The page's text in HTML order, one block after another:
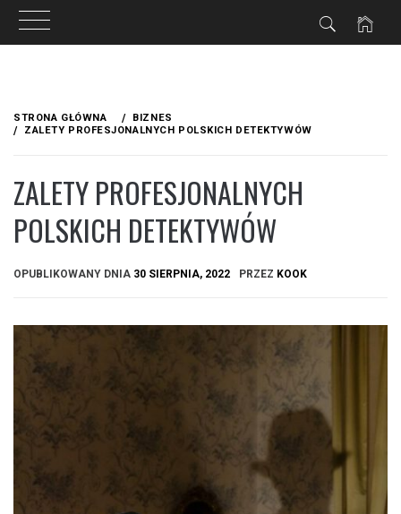
treści
STRONA GŁÓWNA
BIZNES
ZALETY PROFESJONALNYCH POLSKICH DETEKTYWÓW
ZALETY PROFESJONALNYCH
POLSKICH DETEKTYWÓW
OPUBLIKOWANY DNIA 30 SIERPNIA, 2022 PRZEZ KOOK